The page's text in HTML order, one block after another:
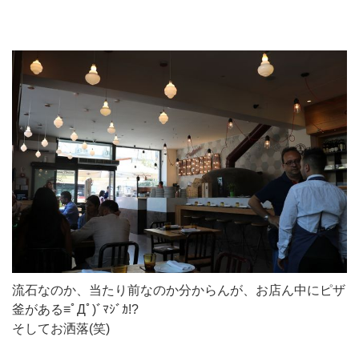
流石なのか、当たり前なのか分からんが、お店ん中にピザ
釜がある≡ﾟДﾟ)ﾞﾏｼﾞｶ!?
そしてお洒落(笑)